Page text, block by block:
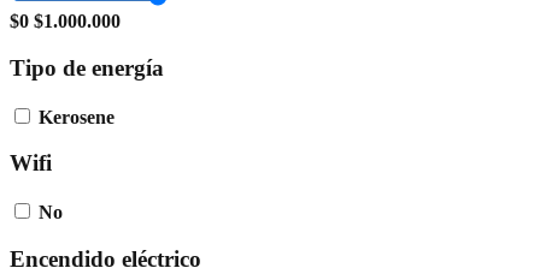
$0 $1.000.000
Tipo de energía
Kerosene
Wifi
No
Encendido eléctrico